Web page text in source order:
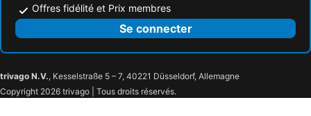
Offres fidélité et Prix membres
Se connecter
trivago N.V., Kesselstraße 5 – 7, 40221 Düsseldorf, Allemagne
Copyright 2026 trivago | Tous droits réservés.